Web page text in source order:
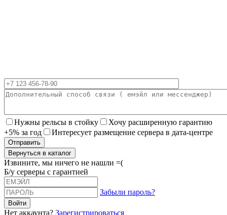
Нужны рельсы в стойку
Хочу расширенную гарантию
+5% за год
Интересует размещение сервера в дата-центре
Вернуться в каталог
Извините, мы ничего не нашли =(
Б/у серверы с гарантией
Забыли пароль?
Нет аккаунта? Зарегистрироваться